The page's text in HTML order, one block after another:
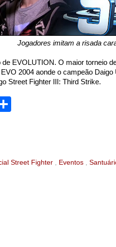
Jogadores imitam a risada
de EVOLUTION. O maior torneio
2004 aonde o campeão
Street Fighter III: Third Strike.
Street Fighter , Eventos ,